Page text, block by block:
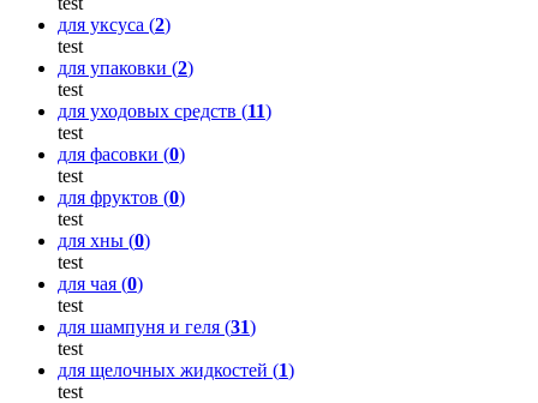
для уксуса (2)
test
для упаковки (2)
test
для уходовых средств (11)
test
для фасовки (0)
test
для фруктов (0)
test
для хны (0)
test
для чая (0)
test
для шампуня и геля (31)
test
для щелочных жидкостей (1)
test